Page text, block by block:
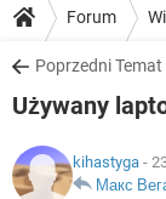
GRY
SPOTIFY
INSTAGRAM
WINDOWS 10
PlayStation
INSTAGRAM
DO POBRANIA
ANDROID
GRY
IOS
FORUM
COVID-19
ARTYKUŁY
Forum
Poprzedni Temat
Używany
kihastyga -
Макс